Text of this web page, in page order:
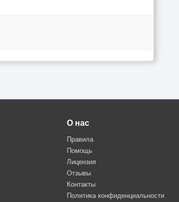
О нас
Правила
Помощь
Лицензия
Отзывы
Контакты
Политика конфиденциальности